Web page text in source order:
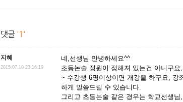
지혜
2015.07.10 23:16:19
네,선생님 안녕하세요^^
초등논술 정원이 정해져 있는건 아니구
~ 수강생 6명이상이면 개강을 하구요, 강
하게 말씀드릴 수 있습니다.
그리고 초등논술 같은 경우는 학교선생